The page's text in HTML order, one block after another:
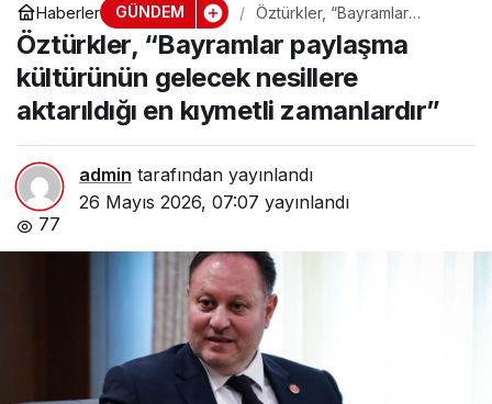
Haberler GÜNDEM
Öztürkler, “Bayramlar
paylaşma kültürünün
gelecek nesillere aktarıldığı
en kıymetli zamanlardır”
Öztürkler, “Bayramlar paylaşma
kültürünün gelecek nesillere
aktarıldığı en kıymetli zamanlardır”
admin tarafından yayınlandı
26 Mayıs 2026, 07:07 yayınlandı
77